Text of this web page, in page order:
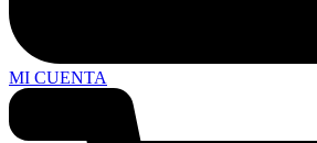
MI CUENTA